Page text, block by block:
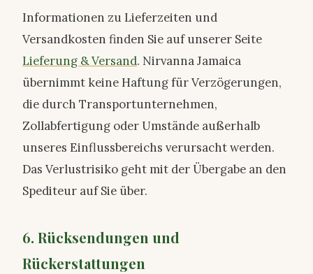
Informationen zu Lieferzeiten und
Versandkosten finden Sie auf unserer Seite
Lieferung & Versand. Nirvanna Jamaica
übernimmt keine Haftung für Verzögerungen,
die durch Transportunternehmen,
Zollabfertigung oder Umstände außerhalb
unseres Einflussbereichs verursacht werden.
Das Verlustrisiko geht mit der Übergabe an den
Spediteur auf Sie über.
6. Rücksendungen und
Rückerstattungen